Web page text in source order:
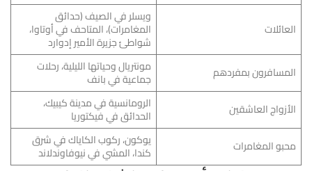
العائلات
ويسلر في الصيف (حدائق
المغامرات)، المتاحف في أوتاوا،
شواطئ جزيرة الأمير إدوارد
المسافرون بمفردهم
مونتريال وحياتها الليلية، رحلات
جماعية في بانف
الأزواج العاشقين
الرومانسية في مدينة كيبيك،
الحدائق في فيكتوريا
محبو المغامرات
يوكون، ركوب الكاياك في شرق
كندا، المشي في نيوفاوندلاند